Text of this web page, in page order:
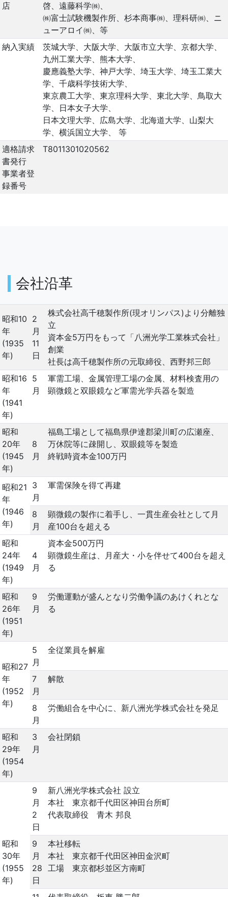
店
啓、 遠藤科学㈱、
㈱富士試験機製作所、 杉本商事㈱、 理科研㈱、 ニ
ューアロイ㈱、等
納入実績
茨城大学、大阪大学、大阪市立大学、京都大学、
九州工業大学、熊本大学、
慶應義塾大学、神戸大学、埼玉大学、埼玉工業大
学、千歳科学技術大学、
東京農工大学、東京理科大学、東北大学、鳥取大
学、日本女子大学、
日本文理大学、広島大学、北海道大学、山梨大
学、横浜国立大学、 等
適格請求
書発行
事業者登
録番号
T8011301020562
会社沿革
昭和10
年
(1935
年)
2
月
11
日
株式会社高千穂製作所(現オリンパス)より分離独
立
資本金5万円をもって「八洲光学工業株式会社」
創業
社長は高千穂製作所の元取締役、西野邦三郎
昭和16
年
(1941
年)
5
月
軍需工場、金属管理工場の金属、材料検査用の
顕微鏡と双眼鏡など軍需光学兵器を製造
昭和
20年
(1945
年)
8
月
福島工場として福島県伊達郡梁川町の広瀬座、
万休院等に疎開し、双眼鏡等を製造
終戦時資本金100万円
昭和21
年
(1946
年)
3
月
軍需保険を得て再建
8
月
顕微鏡の製作に着手し、一貫生産会社として月
産100台を超える
昭和
24年
(1949
年)
4
月
資本金500万円
顕微鏡生産は、月産大・小を伴せて400台を超え
る
昭和
26年
(1951
年)
9
月
労働運動が盛んとなり労働争議のあけくれとな
る
昭和27
年
(1952
年)
5
月
全従業員を解雇
7
月
解散
8
月
労働組合を中心に、新八洲光学株式会社を発足
昭和
29年
(1954
年)
3
月
会社閉鎖
昭和
30年
(1955
年)
9
月
2
日
新八洲光学株式会社 設立
本社 東京都千代田区神田台所町
代表取締役 青木 邦良
9
月
28
日
本社移転
本社 東京都千代田区神田金沢町
工場 東京都杉並区方南町